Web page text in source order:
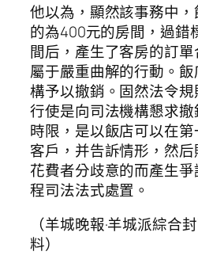
他以為，顯然該事務中
的為400元的房間，過錯
間后，產生了客房的訂
屬于嚴重曲解的行動。
構予以撤銷。固然法令
行使是向司法機構懇求
時限，是以飯店可以在
客戶，并告訴情形，然
花費者分歧意的而產生
程司法法式處置。
（羊城晚報·羊城派綜合
料）